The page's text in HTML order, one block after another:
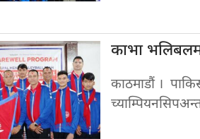
काभा
काठमाडौं ।